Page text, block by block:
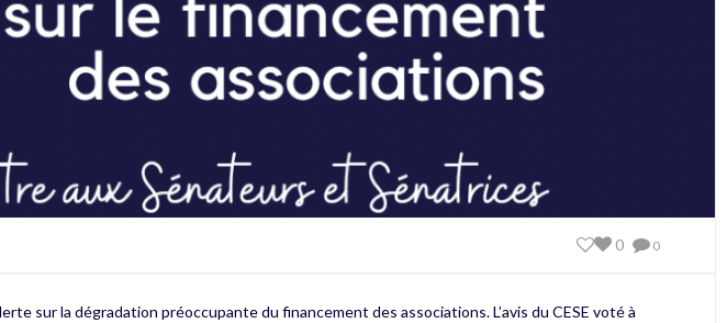
0
0
sur la dégradation préoccupante du financement des associations. L’avis du CESE voté à